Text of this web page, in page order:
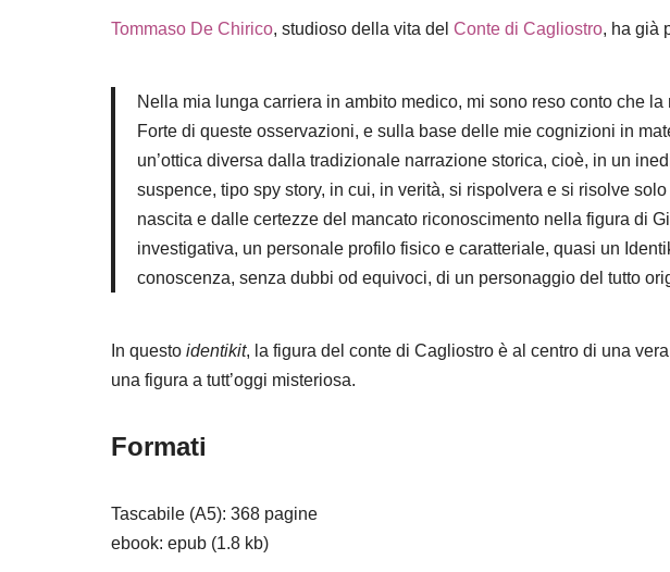
Tommaso De Chirico, studioso della vita del Conte di Cagliostro, ha già
Nella mia lunga carriera in ambito medico, mi sono reso conto che
Forte di queste osservazioni, e sulla base delle mie cognizioni in
un’ottica diversa dalla tradizionale narrazione storica, cioè, in un
suspence, tipo spy story, in cui, in verità, si rispolvera e si risolve
nascita e dalle certezze del mancato riconoscimento nella figura di
investigativa, un personale profilo fisico e caratteriale, quasi un
conoscenza, senza dubbi od equivoci, di un personaggio del tutto
In questo identikit, la figura del conte di Cagliostro è al centro di una
una figura a tutt’oggi misteriosa.
Formati
Tascabile (A5): 368 pagine
ebook: epub (1.8 kb)